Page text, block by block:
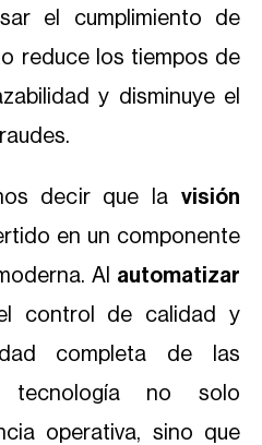
el cumplimiento de
reduce los tiempos de
y disminuye el
decir que la visión
en un componente
Al automatizar
control de calidad y
completa de las
tecnología no solo
operativa, sino que